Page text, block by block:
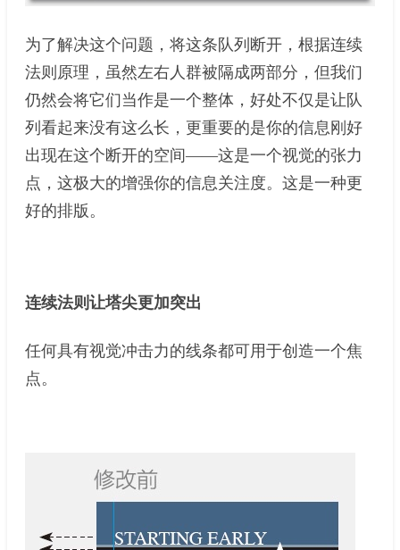
为了解决这个问题，将这条队列断开，根据连续
法则原理，虽然左右人群被隔成两部分，但我们
仍然会将它们当作是一个整体，好处不仅是让队
列看起来没有这么长，更重要的是你的信息刚好
出现在这个断开的空间——这是一个视觉的张力
点，这极大的增强你的信息关注度。这是一种更
好的排版。
连续法则让塔尖更加突出
任何具有视觉冲击力的线条都可用于创造一个焦
点。